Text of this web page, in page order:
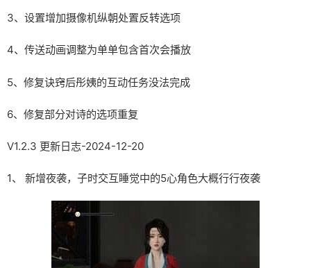
3、设置增加摄像机纵朝处置反转选项
4、传送动画调整为单单包含首次会播放
5、修复诀窍后彤姨的互动任务没法完成
6、修复部分对诗的选项重复
V1.2.3 更新日志-2024-12-20
1、 新增夜袭，子时交互睡觉中的5心角色大概行行夜袭